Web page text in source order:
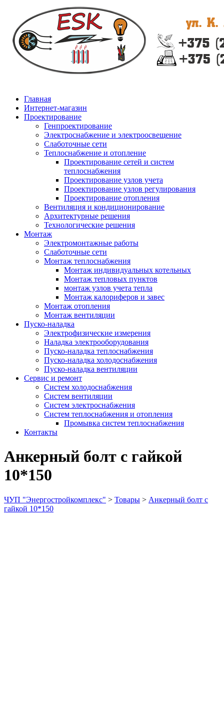
Главная
Интернет-магазин
Проектирование
Генпроектирование
Электроснабжение и электроосвещение
Слаботочные сети
Теплоснабжение и отопление
Проектирование сетей и систем
теплоснабжения
Проектирование узлов учета
Проектирование узлов регулирования
Проектирование отопления
Вентиляция и кондиционирование
Архитектурные решения
Технологические решения
Монтаж
Электромонтажные работы
Слаботочные сети
Монтаж теплоснабжения
Монтаж индивидуальных котельных
Монтаж тепловых пунктов
монтаж узлов учета тепла
Монтаж калориферов и завес
Монтаж отопления
Монтаж вентиляции
Пуско-наладка
Электрофизические измерения
Наладка электрооборудования
Пуско-наладка теплоснабжения
Пуско-наладка холодоснабжения
Пуско-наладка вентиляции
Сервис и ремонт
Систем холодоснабжения
Систем вентиляции
Систем электроснабжения
Систем теплоснабжения и отопления
Промывка систем теплоснабжения
Контакты
Анкерный болт с гайкой
10*150
ЧУП "Энергостройкомплекс" > Товары > Анкерный болт с
гайкой 10*150